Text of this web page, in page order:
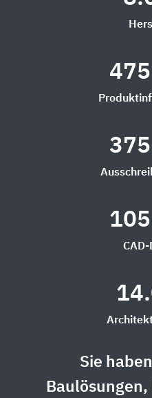
Sie